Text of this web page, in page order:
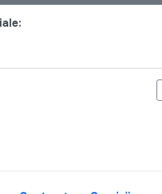
CÂT DE INCLUSIV ȘI